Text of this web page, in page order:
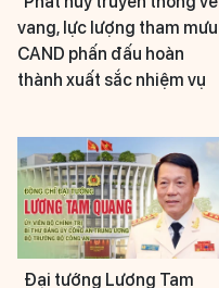
vang, lực lượng tham mưu
CAND phấn đấu hoàn
thành xuất sắc nhiệm vụ
Đại tướng Lương Tam